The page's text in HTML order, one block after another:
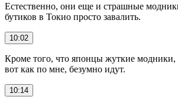
Естественно, они еще и страшные
бутиков в Токио просто завалить.
10:02
Кроме того, что японцы жуткие модники,
вот как по мне, безумно идут.
10:14